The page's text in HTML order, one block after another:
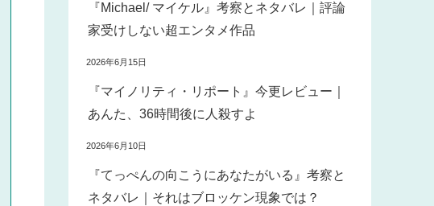
『Michael/ マイケル』考察とネタバレ｜評論
家受けしない超エンタメ作品
2026年6月15日
『マイノリティ・リポート』今更レビュー｜
あんた、36時間後に人殺すよ
2026年6月10日
『てっぺんの向こうにあなたがいる』考察と
ネタバレ｜それはブロッケン現象では？